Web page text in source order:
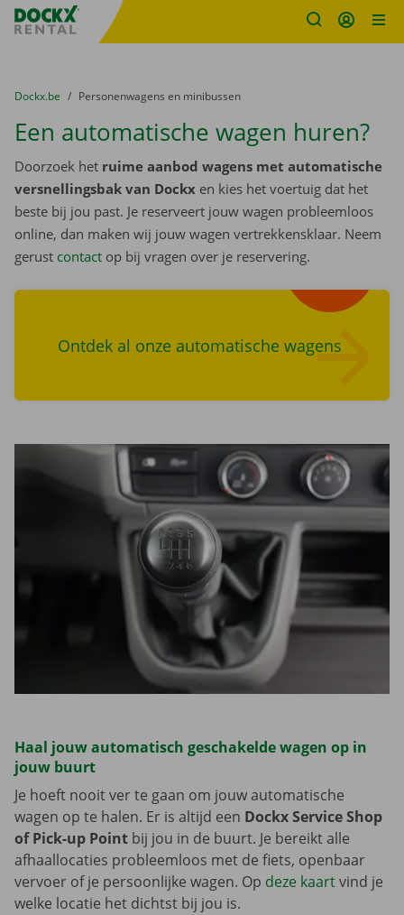
Fratello DEMO
U bevindt zich hier:
van
Dockx.be naar
Personenwagens en minibussen
Een automatische wagen huren?
Doorzoek het ruime aanbod wagens met automatische
versnellingsbak van Dockx en kies het voertuig dat het
beste bij jou past. Je reserveert jouw wagen probleemloos
online, dan maken wij jouw wagen vertrekkensklaar. Neem
gerust contact op bij vragen over je reservering.
Ontdek al onze automatische wagens
Haal jouw automatisch geschakelde wagen op in
jouw buurt
Je hoeft nooit ver te gaan om jouw automatische
wagen op te halen. Er is altijd een Dockx Service Shop
of Pick-up Point bij jou in de buurt. Je bereikt alle
afhaallocaties probleemloos met de fiets, openbaar
vervoer of je persoonlijke wagen. Op deze kaartvind je
welke locatie het dichtst bij jou is.